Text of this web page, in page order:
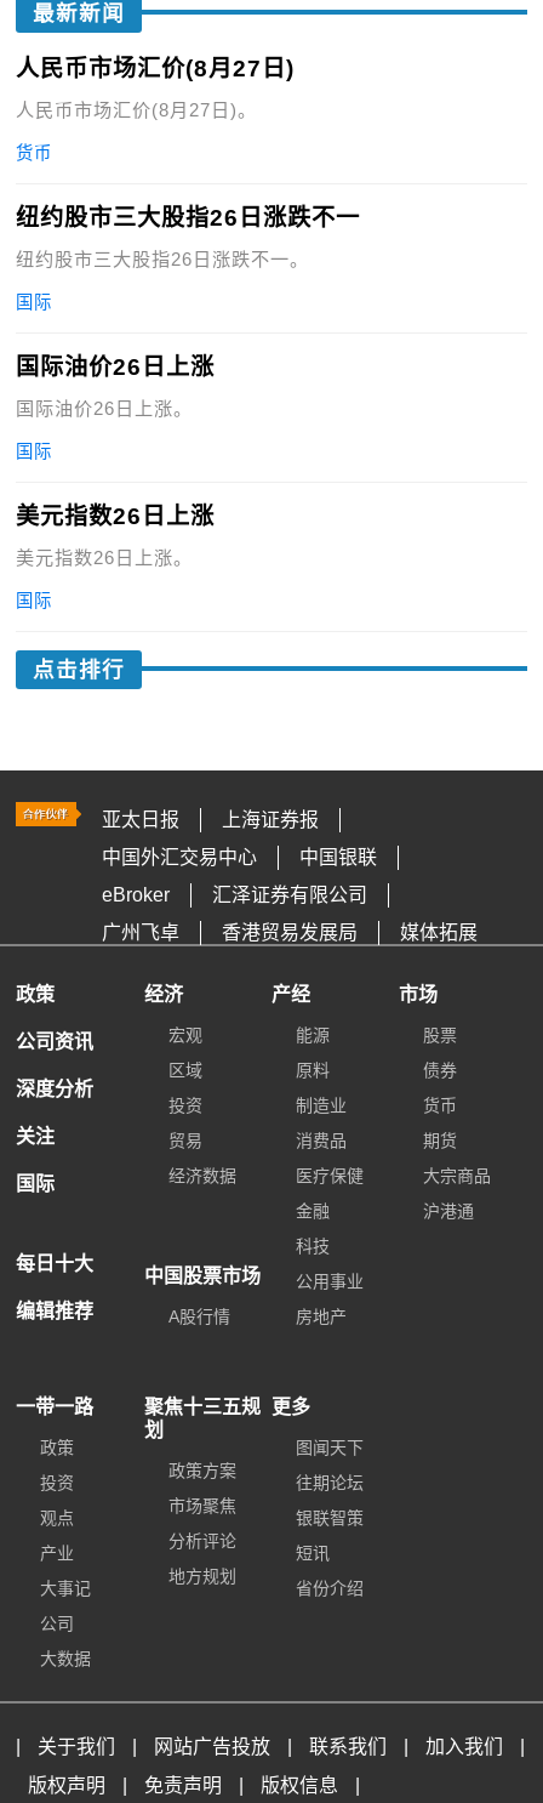
最新新闻
人民币市场汇价(8月27日)
人民币市场汇价(8月27日)。
货币
纽约股市三大股指26日涨跌不一
纽约股市三大股指26日涨跌不一。
国际
国际油价26日上涨
国际油价26日上涨。
国际
美元指数26日上涨
美元指数26日上涨。
国际
点击排行
亚太日报
上海证券报
中国外汇交易中心
中国银联
eBroker
汇泽证券有限公司
广州飞卓
香港贸易发展局 媒体拓展
政策
公司资讯
深度分析
关注
国际
每日十大
编辑推荐
经济
宏观
区域
投资
贸易
经济数据
中国股票市场
A股行情
产经
能源
原料
制造业
消费品
医疗保健
金融
科技
公用事业
房地产
市场
股票
债券
货币
期货
大宗商品
沪港通
一带一路
政策
投资
观点
产业
大事记
公司
大数据
聚焦十三五规
划
政策方案
市场聚焦
分析评论
地方规划
更多
图闻天下
往期论坛
银联智策
短讯
省份介绍
关于我们 网站广告投放 联系我们 加入我们
版权声明
免责声明 版权信息